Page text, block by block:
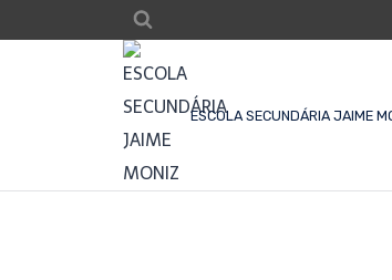
ESCOLA SECUNDÁRIA JAIME